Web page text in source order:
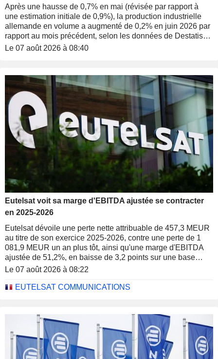
Après une hausse de 0,7% en mai (révisée par rapport à
une estimation initiale de 0,9%), la production industrielle
allemande en volume a augmenté de 0,2% en juin 2026 par
rapport au mois précédent, selon les données de Destatis
ajustées des variations saisonnières et calendaires.
Le 07 août 2026 à 08:40
Eutelsat voit sa marge d'EBITDA ajustée se contracter
en 2025-2026
Eutelsat dévoile une perte nette attribuable de 457,3 MEUR
au titre de son exercice 2025-2026, contre une perte de 1
081,9 MEUR un an plus tôt, ainsi qu'une marge d'EBITDA
ajustée de 51,2%, en baisse de 3,2 points sur une base
publiée.
Le 07 août 2026 à 08:22
EUTELSAT COMMUNICATIONS